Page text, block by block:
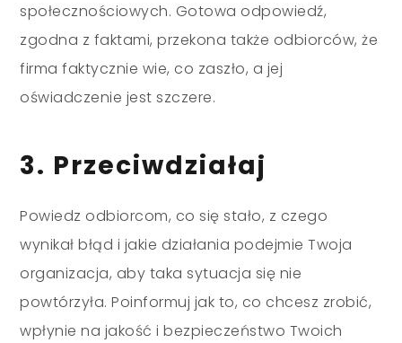
społecznościowych. Gotowa odpowiedź,
zgodna z faktami, przekona także odbiorców, że
firma faktycznie wie, co zaszło, a jej
oświadczenie jest szczere.
3. Przeciwdziałaj
Powiedz odbiorcom, co się stało, z czego
wynikał błąd i jakie działania podejmie Twoja
organizacja, aby taka sytuacja się nie
powtórzyła. Poinformuj jak to, co chcesz zrobić,
wpłynie na jakość i bezpieczeństwo Twoich